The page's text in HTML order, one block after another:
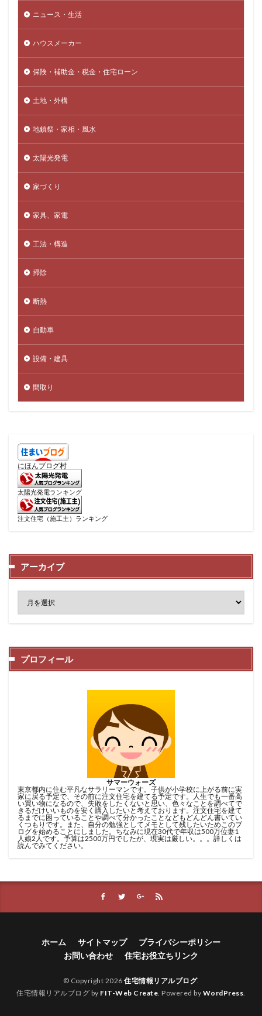
ニュース・生活
ハウスメーカー
保険・補助金・税金・住宅ローン
土地・外構
地鎮祭・家相・風水
太陽光発電
家づくり
家具、家電
工法・構造
掃除
断熱
自動車
設備・建具
間取り
にほんブログ村
太陽光発電ランキング
注文住宅（施工主）ランキング
アーカイブ
プロフィール
サマーウォーズ
東京都内に住む平凡なサラリーマンです。子供が小学校に上がる前に実
家に戻る予定で、その前に注文住宅を建てる予定です。人生でも一番高
い買い物になるので、失敗をしたくないと思い、色々なことを調べてで
きるだけいいものを安く購入したいと考えております。注文住宅を建て
るまでに困っていることや調べて分かったことなどもどんどん書いてい
くつもりです。また、自分の勉強としてメモとして残したいためこのブ
ログを始めることにしました。ちなみに現在30代で年収は500万位妻1
人娘2人です。予算は2500万円でしたが、現実は厳しい。。。詳しくは
読んでみてください。
ホーム サイトマップ
プライバシーポリシー
お問い合わせ
住宅お役立ちリンク
© Copyright 2026 住宅情報リアルブログ.
住宅情報リアルブログ by FIT-Web Create . Powered by WordPress